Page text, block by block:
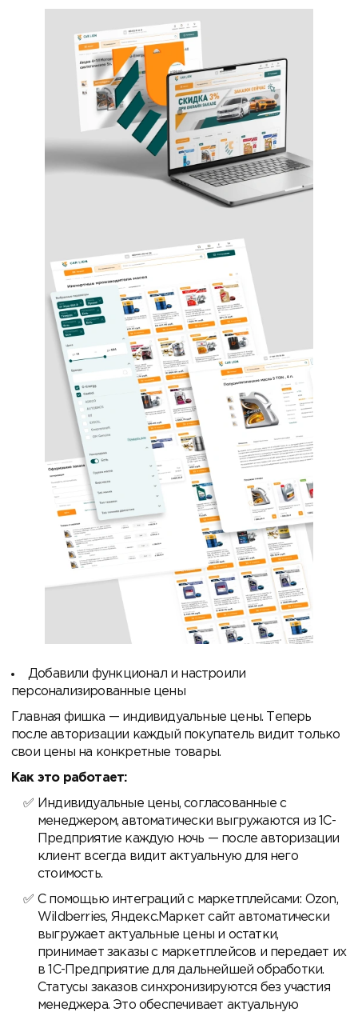
Добавили функционал и настроили
персонализированные цены
Главная фишка — индивидуальные цены. Теперь
после авторизации каждый покупатель видит только
свои цены на конкретные товары.
Как это работает:
Индивидуальные цены, согласованные с
менеджером, автоматически выгружаются из 1С-
Предприятие каждую ночь — после авторизации
клиент всегда видит актуальную для него
стоимость.
С помощью интеграций с маркетплейсами: Ozon,
Wildberries, Яндекс.Маркет сайт автоматически
выгружает актуальные цены и остатки,
принимает заказы с маркетплейсов и передает их
в 1С-Предприятие для дальнейшей обработки.
Статусы заказов синхронизируются без участия
менеджера. Это обеспечивает актуальную